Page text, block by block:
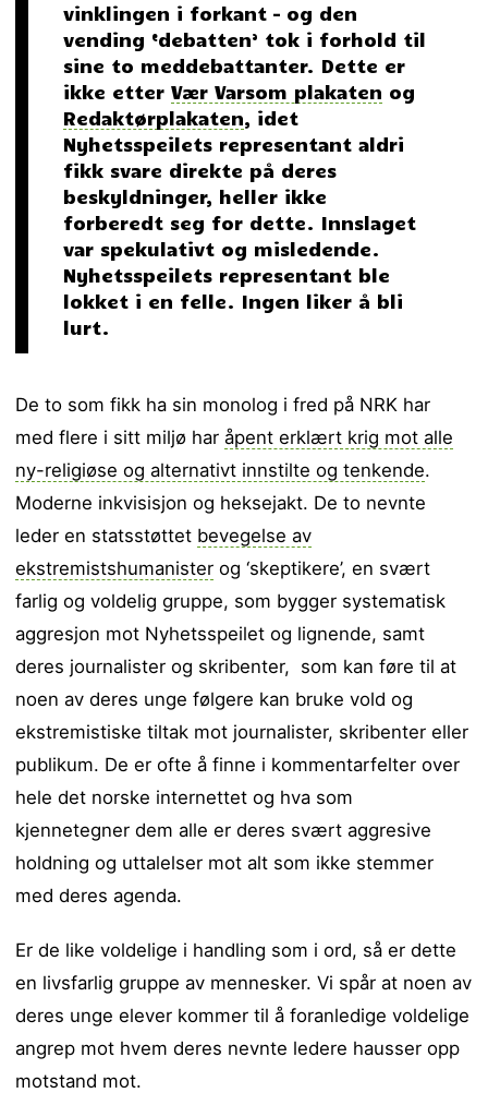
vinklingen i forkant – og den
vending ‘debatten’ tok i forhold til
sine to meddebattanter. Dette er
ikke etterVær Varsom plakaten og
Redaktørplakaten, idet
Nyhetsspeilets representant aldri
fikk svare direkte på deres
beskyldninger, heller ikke
forberedt seg for dette. Innslaget
var spekulativt og misledende.
Nyhetsspeilets representant ble
lokket i en felle. Ingen liker å bli
lurt.
De to som fikk ha sin monolog i fred på NRK har
med flere i sitt miljø haråpent erklært krig mot alle
ny-religiøse og alternativt innstilte og tenkende.
Moderne inkvisisjon og heksejakt. De to nevnte
leder en statsstøttet bevegelse av
ekstremistshumanister og ‘skeptikere’, en svært
farlig og voldelig gruppe, som bygger systematisk
aggresjon mot Nyhetsspeilet og lignende, samt
deres journalister og skribenter, som kan føre til at
noen av deres unge følgere kan bruke vold og
ekstremistiske tiltak mot journalister, skribenter eller
publikum. De er ofte å finne i kommentarfelter over
hele det norske internettet og hva som
kjennetegner dem alle er deres svært aggresive
holdning og uttalelser mot alt som ikke stemmer
med deres agenda.
Er de like voldelige i handling som i ord, så er dette
en livsfarlig gruppe av mennesker. Vi spår at noen av
deres unge elever kommer til å foranledige voldelige
angrep mot hvem deres nevnte ledere hausser opp
motstand mot.